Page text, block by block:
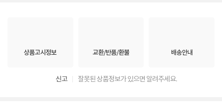
상품고시정보 교환/반품/환불 배송안내
신고 잘못된 상품정보가 있으면 알려주세요.